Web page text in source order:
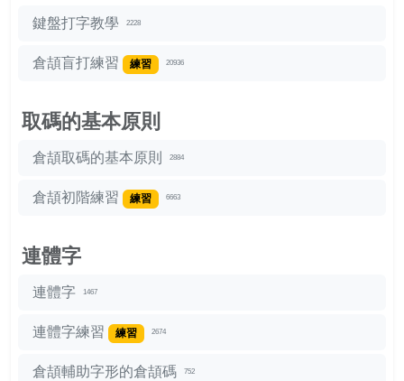
鍵盤打字教學 2228
倉頡盲打練習 練習 20936
取碼的基本原則
倉頡取碼的基本原則 2884
倉頡初階練習 練習 6663
連體字
連體字 1467
連體字練習 練習 2674
倉頡輔助字形的倉頡碼 752